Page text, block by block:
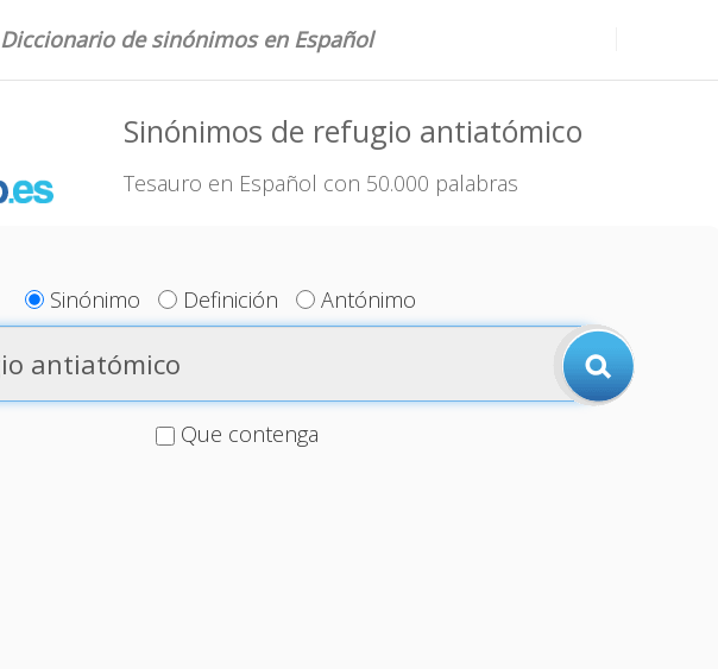
Diccionario de sinónimos en Español
Sinónimos de refugio antiatómico
Tesauro en Español con 50.000 palabras
Sinónimo Definición Antónimo
Que contenga